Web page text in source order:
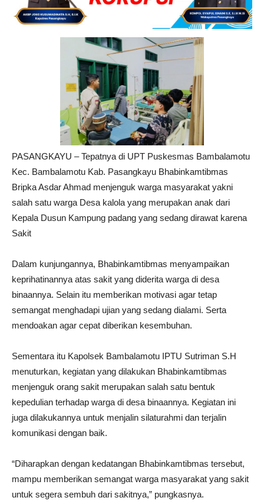
PASANGKAYU – Tepatnya di UPT Puskesmas Bambalamotu
Kec. Bambalamotu Kab. Pasangkayu Bhabinkamtibmas
Bripka Asdar Ahmad menjenguk warga masyarakat yakni
salah satu warga Desa kalola yang merupakan anak dari
Kepala Dusun Kampung padang yang sedang dirawat karena
Sakit
Dalam kunjungannya, Bhabinkamtibmas menyampaikan
keprihatinannya atas sakit yang diderita warga di desa
binaannya. Selain itu memberikan motivasi agar tetap
semangat menghadapi ujian yang sedang dialami. Serta
mendoakan agar cepat diberikan kesembuhan.
Sementara itu Kapolsek Bambalamotu IPTU Sutriman S.H
menuturkan, kegiatan yang dilakukan Bhabinkamtibmas
menjenguk orang sakit merupakan salah satu bentuk
kepedulian terhadap warga di desa binaannya. Kegiatan ini
juga dilakukannya untuk menjalin silaturahmi dan terjalin
komunikasi dengan baik.
“Diharapkan dengan kedatangan Bhabinkamtibmas tersebut,
mampu memberikan semangat warga masyarakat yang sakit
untuk segera sembuh dari sakitnya,” pungkasnya.